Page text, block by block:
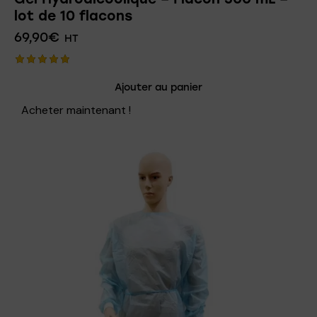
lot de 10 flacons
69,90€ HT
Ajouter au panier
Acheter maintenant !